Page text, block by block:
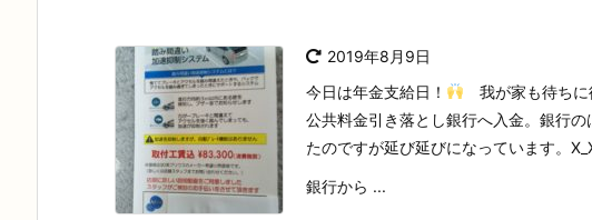
2019年8月9日
今日は年金支給日！
我が家も待ちに
公共料金引き落とし銀行へ入金。銀行
たのですが延び延びになっています。
銀行から ...